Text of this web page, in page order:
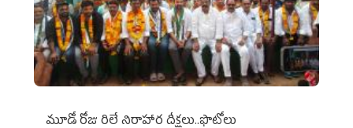
మూడో రోజు రిలే నిరాహార దీక్షలు..ఫొటోలు